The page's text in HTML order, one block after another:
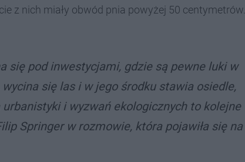
z nich miały obwód pnia powyżej 50 centymetrów.
się pod inwestycjami, gdzie są pewne luki w
się las i w jego środku stawia osiedle,
i wyzwań ekologicznych to kolejne
Springer w rozmowie, która pojawiła się na